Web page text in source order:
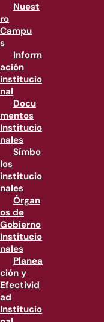
Nuest
ro
Campu
s
Inform
ación
institucio
nal
Docu
mentos
Institucio
nales
Símbo
los
institucio
nales
Órgan
os de
Gobierno
Institucio
nales
Planea
ción y
Efectivid
ad
Institucio